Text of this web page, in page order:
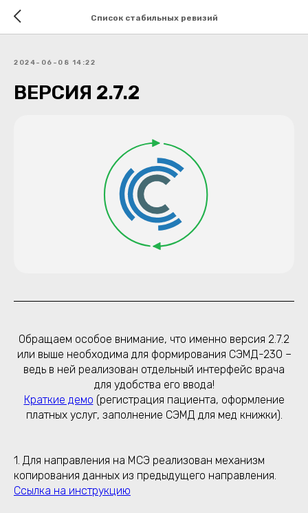
Список стабильных ревизий
2024-06-08 14:22
ВЕРСИЯ 2.7.2
Обращаем особое внимание, что именно версия 2.7.2
или выше необходима для формирования СЭМД-230 –
ведь в ней реализован отдельный интерфейс врача
для удобства его ввода!
Краткие демо (регистрация пациента, оформление
платных услуг, заполнение СЭМД для мед книжки).
1. Для направления на МСЭ реализован механизм
копирования данных из предыдущего направления.
Ссылка на инструкцию